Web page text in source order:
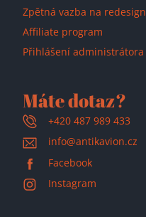
Zpětná vazba na redesign
Affiliate program
Přihlášení administrátora
Máte dotaz?
+420 487 989 433
info@antikavion.cz
Facebook
Instagram